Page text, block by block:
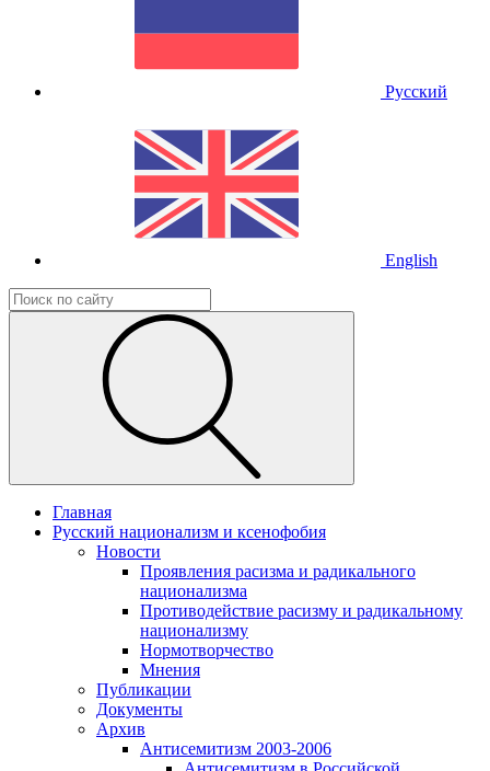
Русский
English
Главная
Русский национализм и ксенофобия
Новости
Проявления расизма и радикального
национализма
Противодействие расизму и радикальному
национализму
Нормотворчество
Мнения
Публикации
Документы
Архив
Антисемитизм 2003-2006